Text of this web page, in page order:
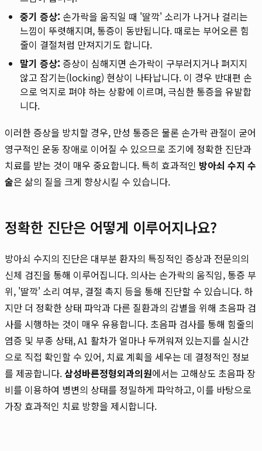
중기 증상: 손가락을 움직일 때 '딸깍' 소리가 나거나 걸리는
느낌이 뚜렷해지며, 통증이 동반됩니다. 때로는 부어오른 힘
줄이 결절처럼 만져지기도 합니다.
말기 증상: 증상이 심해지면 손가락이 구부러지거나 펴지지
않고 잠기는(locking) 현상이 나타납니다. 이 경우 반대편 손
으로 억지로 펴야 하는 상황에 이르며, 극심한 통증을 유발합
니다.
이러한 증상을 방치할 경우, 만성 통증은 물론 손가락 관절이 굳어
영구적인 운동 장애로 이어질 수 있으므로 조기에 정확한 진단과
치료를 받는 것이 매우 중요합니다. 특히 효과적인 방아쇠 수지 수
술은 삶의 질을 크게 향상시킬 수 있습니다.
정확한 진단은 어떻게 이루어지나요?
방아쇠 수지의 진단은 대부분 환자의 특징적인 증상과 전문의의
신체 검진을 통해 이루어집니다. 의사는 손가락의 움직임, 통증 부
위, '딸깍' 소리 여부, 결절 촉지 등을 통해 진단할 수 있습니다. 하
지만 더 정확한 상태 파악과 다른 질환과의 감별을 위해 초음파 검
사를 시행하는 것이 매우 유용합니다. 초음파 검사를 통해 힘줄의
염증 및 부종 상태, A1 활차가 얼마나 두꺼워져 있는지를 실시간
으로 직접 확인할 수 있어, 치료 계획을 세우는 데 결정적인 정보
를 제공합니다. 삼성바른정형외과의원에서는 고해상도 초음파 장
비를 이용하여 병변의 상태를 정밀하게 파악하고, 이를 바탕으로
가장 효과적인 치료 방향을 제시합니다.